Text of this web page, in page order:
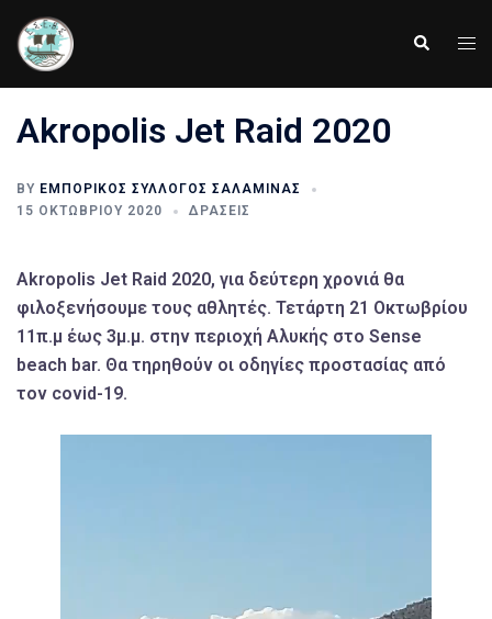
content
Search
Akropolis Jet Raid 2020
BY ΕΜΠΟΡΙΚΌΣ ΣΎΛΛΟΓΟΣ ΣΑΛΑΜΊΝΑΣ
15 ΟΚΤΩΒΡΊΟΥ 2020
ΔΡΆΣΕΙΣ
Akropolis Jet Raid 2020, για δεύτερη χρονιά θα
φιλοξενήσουμε τους αθλητές. Τετάρτη 21 Οκτωβρίου
11π.μ έως 3μ.μ. στην περιοχή Αλυκής στο Sense
beach bar. Θα τηρηθούν οι οδηγίες προστασίας από
τον covid-19.